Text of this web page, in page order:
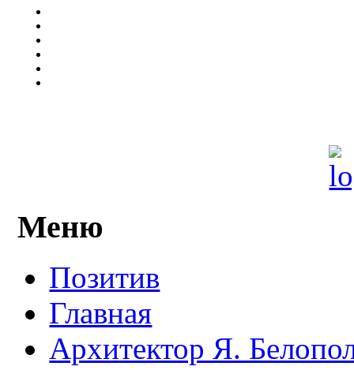
Меню
Позитив
Главная
Архитектор Я.